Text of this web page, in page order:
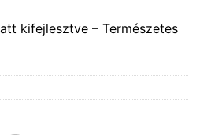
kifejlesztve – Természetes